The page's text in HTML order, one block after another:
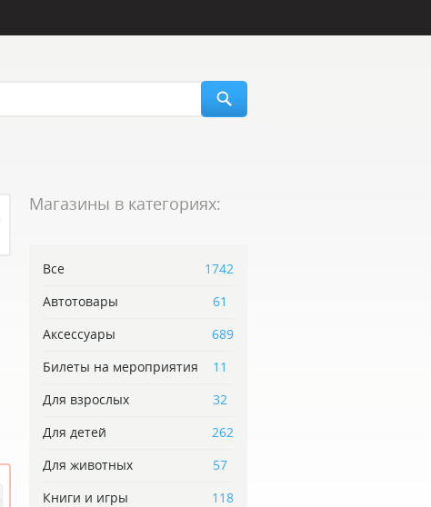
Магазины в категориях:
Все
1742
Автотовары
61
Аксессуары
689
Билеты на мероприятия
11
Для взрослых
32
Для детей
262
Для животных
57
Книги и игры
118